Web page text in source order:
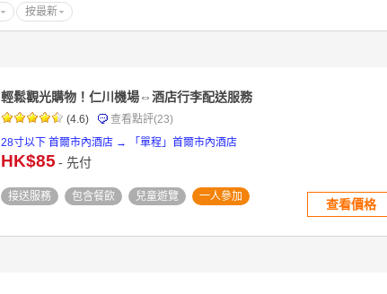
按最新
輕鬆觀光購物！仁川機場⇔酒店行李配送服務
(4.6) 查看點評(23)
28寸以下 首爾市內酒店 → 「單程」首爾市內酒店
HK$85 - 先付
接送服務 包含餐飲 兒童遊覽 一人參加
查看價格